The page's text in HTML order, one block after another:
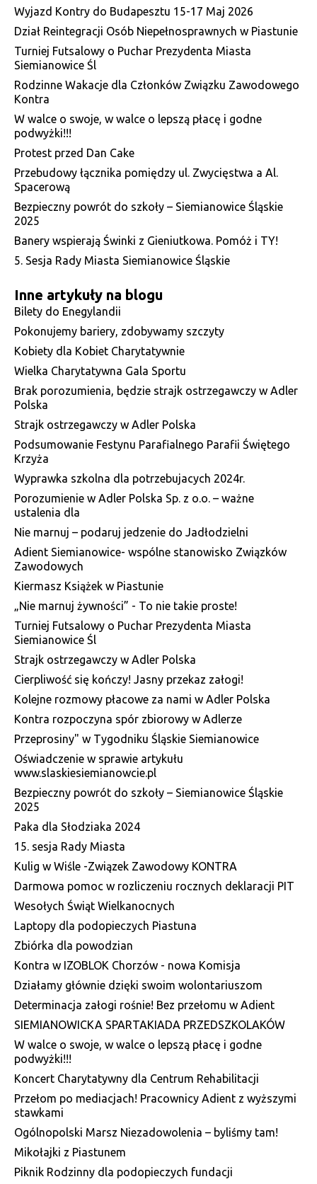
Wyjazd Kontry do Budapesztu 15-17 Maj 2026
Dział Reintegracji Osób Niepełnosprawnych w Piastunie
Turniej Futsalowy o Puchar Prezydenta Miasta
Siemianowice Śl
Rodzinne Wakacje dla Członków Związku Zawodowego
Kontra
W walce o swoje, w walce o lepszą płacę i godne
podwyżki!!!
Protest przed Dan Cake
Przebudowy łącznika pomiędzy ul. Zwycięstwa a Al.
Spacerową
Bezpieczny powrót do szkoły – Siemianowice Śląskie
2025
Banery wspierają Świnki z Gieniutkowa. Pomóż i TY!
5. Sesja Rady Miasta Siemianowice Śląskie
Inne artykuły na blogu
Bilety do Enegylandii
Pokonujemy bariery, zdobywamy szczyty
Kobiety dla Kobiet Charytatywnie
Wielka Charytatywna Gala Sportu
Brak porozumienia, będzie strajk ostrzegawczy w Adler
Polska
Strajk ostrzegawczy w Adler Polska
Podsumowanie Festynu Parafialnego Parafii Świętego
Krzyża
Wyprawka szkolna dla potrzebujacych 2024r.
Porozumienie w Adler Polska Sp. z o.o. – ważne
ustalenia dla
Nie marnuj – podaruj jedzenie do Jadłodzielni
Adient Siemianowice- wspólne stanowisko Związków
Zawodowych
Kiermasz Książek w Piastunie
„Nie marnuj żywności” - To nie takie proste!
Turniej Futsalowy o Puchar Prezydenta Miasta
Siemianowice Śl
Strajk ostrzegawczy w Adler Polska
Cierpliwość się kończy! Jasny przekaz załogi!
Kolejne rozmowy płacowe za nami w Adler Polska
Kontra rozpoczyna spór zbiorowy w Adlerze
Przeprosiny" w Tygodniku Śląskie Siemianowice
Oświadczenie w sprawie artykułu
www.slaskiesiemianowcie.pl
Bezpieczny powrót do szkoły – Siemianowice Śląskie
2025
Paka dla Słodziaka 2024
15. sesja Rady Miasta
Kulig w Wiśle -Związek Zawodowy KONTRA
Darmowa pomoc w rozliczeniu rocznych deklaracji PIT
Wesołych Świąt Wielkanocnych
Laptopy dla podopieczych Piastuna
Zbiórka dla powodzian
Kontra w IZOBLOK Chorzów - nowa Komisja
Działamy głównie dzięki swoim wolontariuszom
Determinacja załogi rośnie! Bez przełomu w Adient
SIEMIANOWICKA SPARTAKIADA PRZEDSZKOLAKÓW
W walce o swoje, w walce o lepszą płacę i godne
podwyżki!!!
Koncert Charytatywny dla Centrum Rehabilitacji
Przełom po mediacjach! Pracownicy Adient z wyższymi
stawkami
Ogólnopolski Marsz Niezadowolenia – byliśmy tam!
Mikołajki z Piastunem
Piknik Rodzinny dla podopieczych fundacji